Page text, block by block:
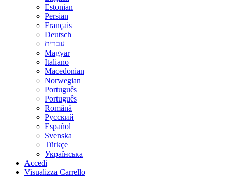
Estonian
Persian
Français
Deutsch
עברית
Magyar
Italiano
Macedonian
Norwegian
Português
Português
Română
Русский
Español
Svenska
Türkçe
Українська
Accedi
Visualizza Carrello